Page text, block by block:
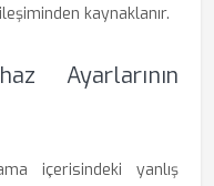
kaynaklanır.
Ayarlarının
içerisindeki yanlış